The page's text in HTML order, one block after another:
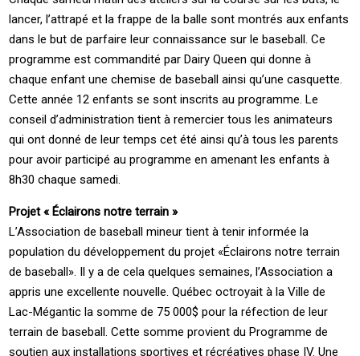
lancer, l’attrapé et la frappe de la balle sont montrés aux enfants
dans le but de parfaire leur connaissance sur le baseball. Ce
programme est commandité par Dairy Queen qui donne à
chaque enfant une chemise de baseball ainsi qu’une casquette.
Cette année 12 enfants se sont inscrits au programme. Le
conseil d’administration tient à remercier tous les animateurs
qui ont donné de leur temps cet été ainsi qu’à tous les parents
pour avoir participé au programme en amenant les enfants à
8h30 chaque samedi.
Projet « Éclairons notre terrain »
L’Association de baseball mineur tient à tenir informée la
population du développement du projet «Éclairons notre terrain
de baseball». Il y a de cela quelques semaines, l’Association a
appris une excellente nouvelle. Québec octroyait à la Ville de
Lac-Mégantic la somme de 75 000$ pour la réfection de leur
terrain de baseball. Cette somme provient du Programme de
soutien aux installations sportives et récréatives phase IV. Une